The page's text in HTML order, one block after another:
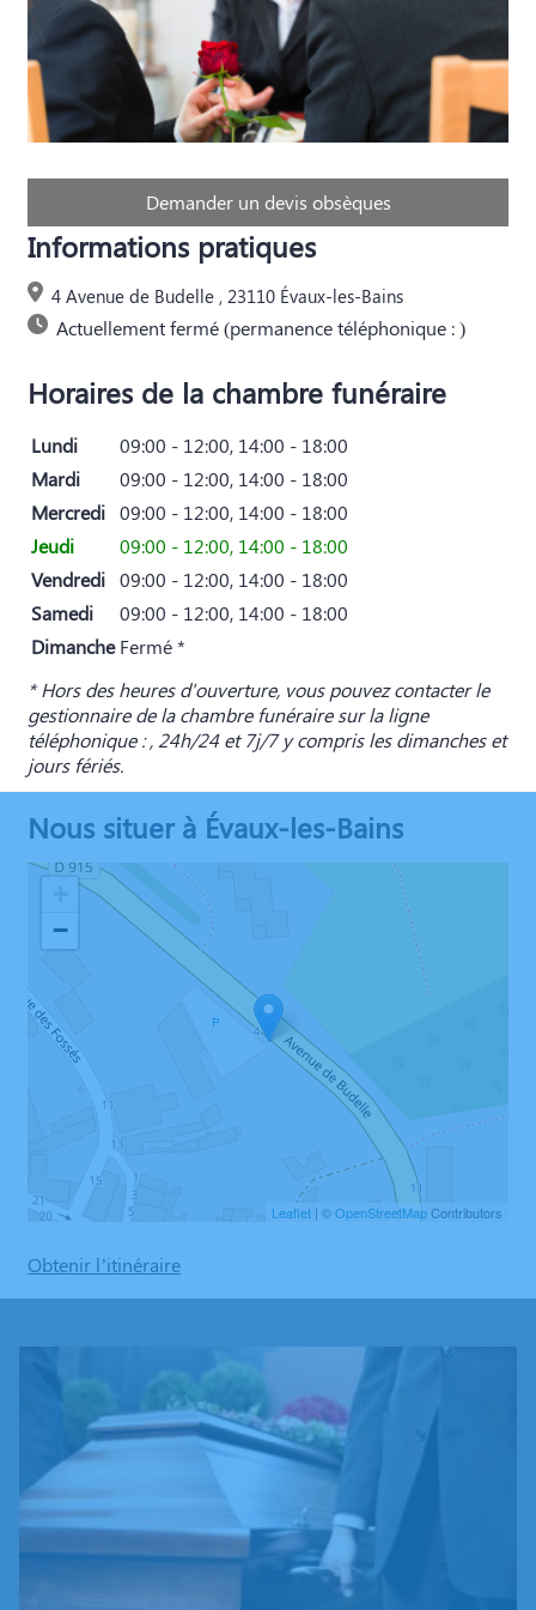
Demander un devis obsèques
Informations pratiques
4 Avenue de Budelle , 23110 Évaux-les-Bains
Actuellement fermé (permanence téléphonique : )
Horaires de la chambre funéraire
Lundi
09:00 - 12:00, 14:00 - 18:00
Mardi
09:00 - 12:00, 14:00 - 18:00
Mercredi 09:00 - 12:00, 14:00 - 18:00
Jeudi
09:00 - 12:00, 14:00 - 18:00
Vendredi 09:00 - 12:00, 14:00 - 18:00
Samedi
09:00 - 12:00, 14:00 - 18:00
Dimanche Fermé *
* Hors des heures d'ouverture, vous pouvez contacter le
gestionnaire de la chambre funéraire sur la ligne
téléphonique : , 24h/24 et 7j/7 y compris les dimanches et
jours fériés.
Nous situer à Évaux-les-Bains
−
Leaflet| ©OpenStreetMapContributors
Obtenir l’itinéraire